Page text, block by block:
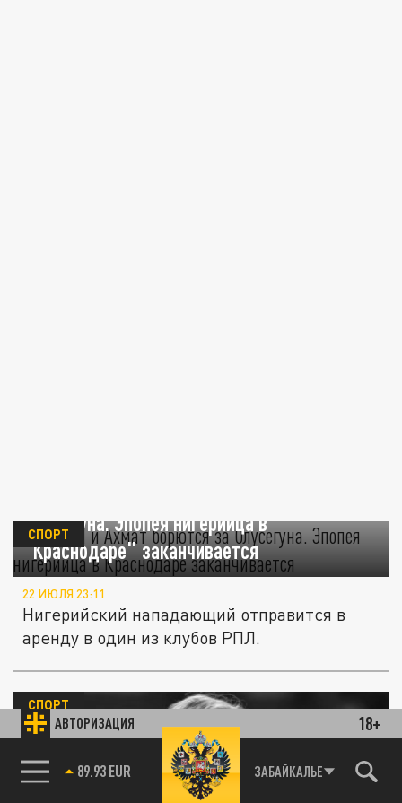
АВТОРИЗАЦИЯ 18+
85.64 BRENT ЗАБАЙКАЛЬЕ
Олусегуна. Эпопея нигерийца в
"Краснодаре" заканчивается
СПОРТ
22 ИЮЛЯ 23:11
Нигерийский нападающий отправится в
аренду в один из клубов РПЛ.
СПОРТ